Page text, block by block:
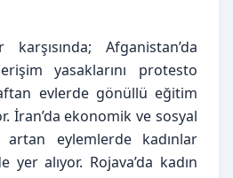
Afganistan’da
yasaklarını protesto
evlerde gönüllü eğitim
İran’da ekonomik ve sosyal
artan eylemlerde kadınlar
alıyor. Rojava’da kadın